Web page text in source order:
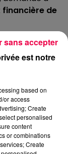
de
de solidarité
les
Il réclame une
de
pas d’hier.
alertent
nous sommes
est notre
based on
or access
Create
personalised
content
or combinations
Create
sans accepter